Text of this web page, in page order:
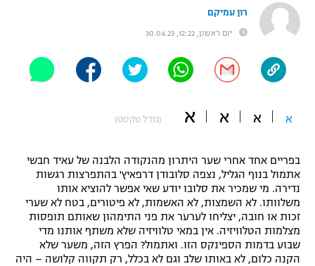
תקנון משתתפים וזוכים בפרסים
תקנון עבור פעילות אלקטרה
תקנון עבור פעילות ספורט 1 – "מרלן"
טניס
גיימינג E-Sports
מכבי נתניה
ליגות נוספות
ספורט אולימפי
היאבקות WWE
כדורמים
פוטבול אמריקאי NFL
בייסבול MLB
רון עמיקם
יום ראשון, 12:22, 30.04.23
א א א א (גודל טקסט)
בפריים אחד אחרי שער היתרון מהנקודה הלבנה של עאיד חבשי
אתמול בנוף הגליל, נצפה סלובודן דרפאיץ' בהתפרצות רגשות
נדירה. מי שמכיר את סלובו יודע שאי אפשר להוציא אותו
משלוותו. לא השמצות, לא האשמות, לא פיטורים, בטח לא שערי
זכות או חובה, יצליחו לערער את פני התימהון שאותם תופסות
מצלמות הטלוויזיה. אין במאי טלוויזיה שלא משתף אותנו מדי
שבוע בדמות הספינקס הזו. ואתמול? הפרץ הזה, משער שלא
הקנה כלום, לא באותו שלב וגם לא בכלל, רק תקווה קלושה – היה